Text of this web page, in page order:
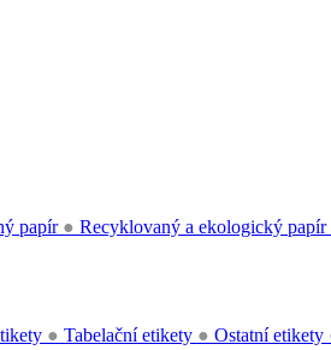
papír ● Recyklovaný a ekologický papír
● Tabelační etikety ● Ostatní etikety